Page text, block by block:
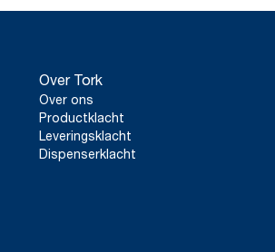
Over Tork
Over ons
Productklacht
Leveringsklacht
Dispenserklacht